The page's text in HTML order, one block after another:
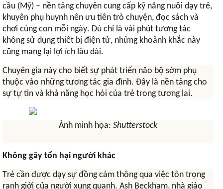
cầu (Mỹ) – nền tảng chuyên cung cấp kỹ năng nuôi dạy trẻ,
khuyên phụ huynh nên ưu tiên trò chuyện, đọc sách và
chơi cùng con mỗi ngày. Dù chỉ là vài phút tương tác
không sử dụng thiết bị điện tử, những khoảnh khắc này
cũng mang lại lợi ích lâu dài.
Chuyên gia này cho biết sự phát triển não bộ sớm phụ
thuộc vào những tương tác gia đình. Đây là nền tảng cho
sự tự tin và khả năng học hỏi của trẻ trong tương lai.
Ảnh minh họa: Shutterstock
Không gây tổn hại người khác
Trẻ cần được dạy sự đồng cảm thông qua việc tôn trọng
ranh giới của người xung quanh. Ash Beckham, nhà giáo